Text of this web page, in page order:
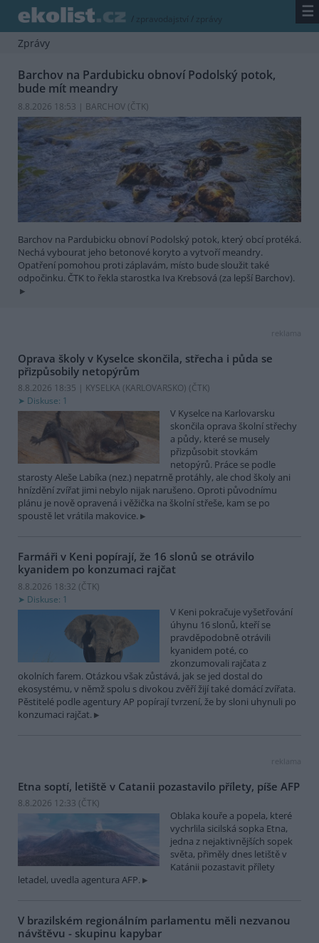
/ zpravodajství / zprávy ☰
Zprávy
Barchov na Pardubicku obnoví Podolský potok,
bude mít meandry
8.8.2026 18:53 | BARCHOV (ČTK)
Barchov na Pardubicku obnoví Podolský potok, který obcí protéká.
Nechá vybourat jeho betonové koryto a vytvoří meandry.
Opatření pomohou proti záplavám, místo bude sloužit také
odpočinku. ČTK to řekla starostka Iva Krebsová (za lepší Barchov).
reklama
Oprava školy v Kyselce skončila, střecha i půda se
přizpůsobily netopýrům
8.8.2026 18:35 | KYSELKA (KARLOVARSKO) (ČTK)
Diskuse: 1
V Kyselce na Karlovarsku
skončila oprava školní střechy
a půdy, které se musely
přizpůsobit stovkám
netopýrů. Práce se podle
starosty Aleše Labíka (nez.) nepatrně protáhly, ale chod školy ani
hnízdění zvířat jimi nebylo nijak narušeno. Oproti původnímu
plánu je nově opravená i věžička na školní střeše, kam se po
spoustě let vrátila makovice.
Farmáři v Keni popírají, že 16 slonů se otrávilo
kyanidem po konzumaci rajčat
8.8.2026 18:32 (ČTK)
Diskuse: 1
V Keni pokračuje vyšetřování
úhynu 16 slonů, kteří se
pravděpodobně otrávili
kyanidem poté, co
zkonzumovali rajčata z
okolních farem. Otázkou však zůstává, jak se jed dostal do
ekosystému, v němž spolu s divokou zvěří žijí také domácí zvířata.
Pěstitelé podle agentury AP popírají tvrzení, že by sloni uhynuli po
konzumaci rajčat.
reklama
Etna soptí, letiště v Catanii pozastavilo přílety, píše AFP
8.8.2026 12:33 (ČTK)
Oblaka kouře a popela, které
vychrlila sicilská sopka Etna,
jedna z nejaktivnějších sopek
světa, přiměly dnes letiště v
Katánii pozastavit přílety
letadel, uvedla agentura AFP.
V brazilském regionálním parlamentu měli nezvanou
návštěvu - skupinu kapybar